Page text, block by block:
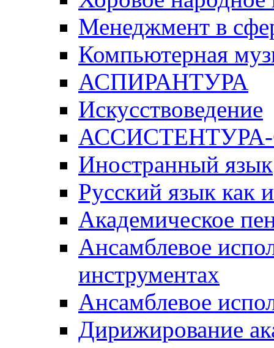
Менеджмент в
Компьютерная
АСПИРАНТУРА
Искусствоведение
Иностранный язык
Русский язык как
Академическое
Ансамблевое
инструментах
Ансамблевое
Дирижирование